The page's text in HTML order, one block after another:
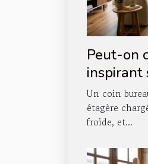
Peut-on
inspirant
Un coin
étagère
froide, et...